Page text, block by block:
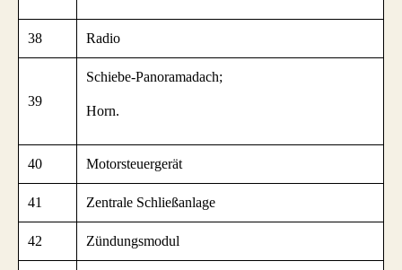
38 Radio
39
Schiebe-Panoramadach;
Horn.
40 Motorsteuergerät
41 Zentrale Schließanlage
42 Zündungsmodul